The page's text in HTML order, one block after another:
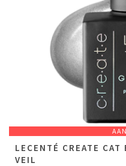
LECENTÉ CREATE
VEIL